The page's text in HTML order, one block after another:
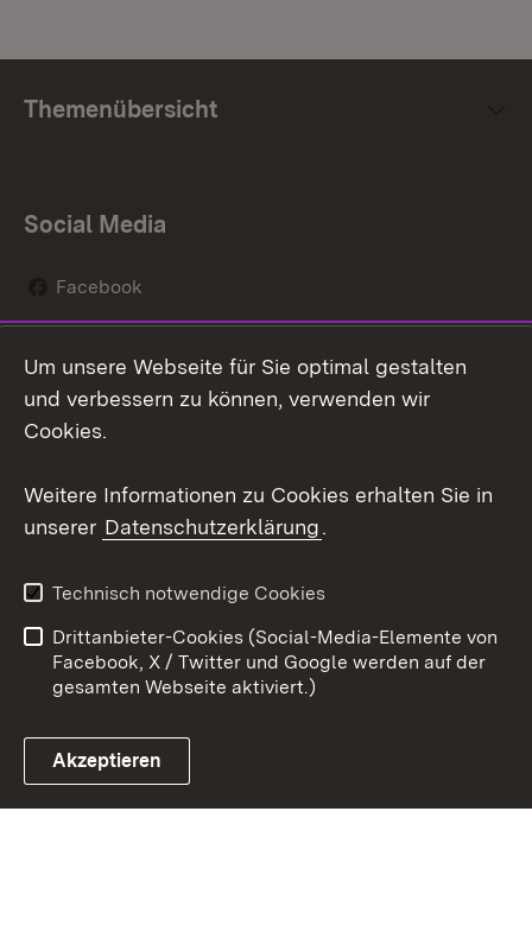
Themenübersicht
Social Media
Facebook
Social Wall
Youtube
Link zum Landesportal
Kontakt
Datenschutz
Barrierefreiheit
Impressum Cookies
Um unsere Webseite für Sie optimal gestalten
und verbessern zu können, verwenden wir
Cookies.
Weitere Informationen zu Cookies erhalten Sie in
unserer Datenschutzerklärung.
Technisch notwendige Cookies
Drittanbieter-Cookies (Social-Media-Elemente von
Facebook, X / Twitter und Google werden auf der
gesamten Webseite aktiviert.)
Akzeptieren